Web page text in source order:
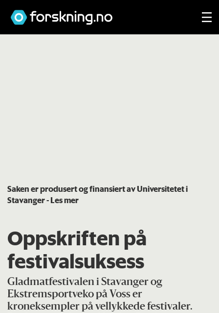
Saken er produsert og finansiert av Universitetet i
Stavanger- Les mer
Oppskriften på
festivalsuksess
Gladmatfestivalen i Stavanger og
Ekstremsportveko på Voss er
kroneksempler på vellykkede festivaler.